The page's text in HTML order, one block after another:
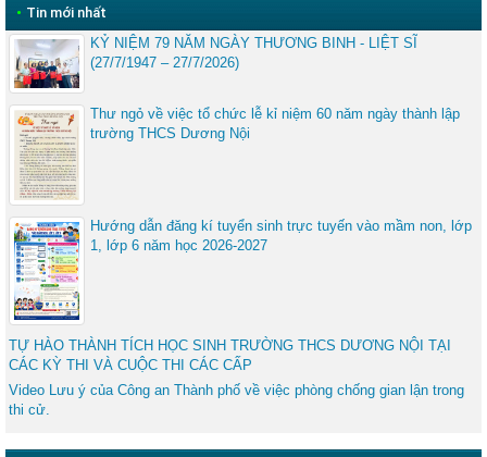
• Tin mới nhất
KỶ NIỆM 79 NĂM NGÀY THƯƠNG BINH - LIỆT SĨ
(27/7/1947 – 27/7/2026)
Thư ngỏ về việc tổ chức lễ kỉ niệm 60 năm ngày thành lập
trường THCS Dương Nội
Hướng dẫn đăng kí tuyển sinh trực tuyến vào mầm non, lớp
1, lớp 6 năm học 2026-2027
TỰ HÀO THÀNH TÍCH HỌC SINH TRƯỜNG THCS DƯƠNG NỘI TẠI
CÁC KỲ THI VÀ CUỘC THI CÁC CẤP
Video Lưu ý của Công an Thành phố về việc phòng chống gian lận trong
thi cử.